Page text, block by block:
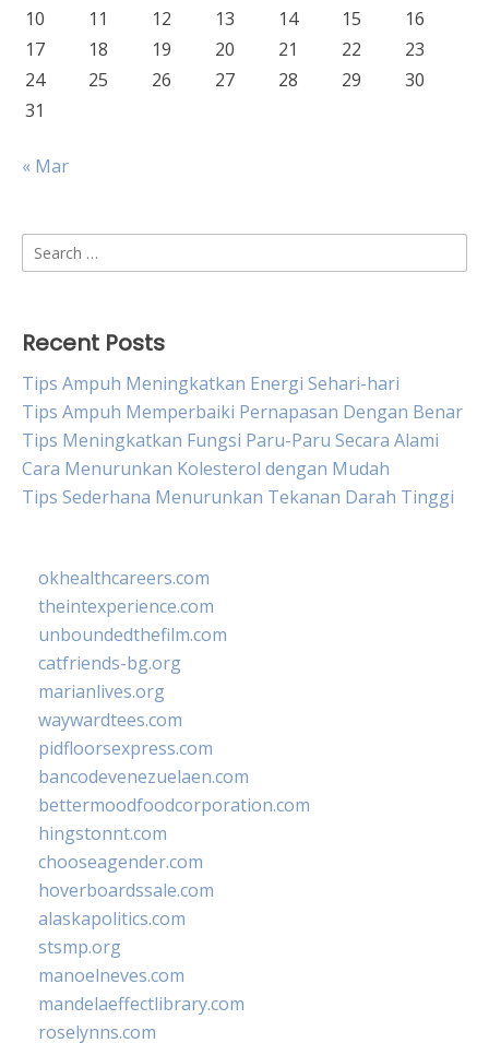
10
11 12 13 14 15
16
17
18 19 20 21 22
23
24
25 26 27 28 29
30
31
« Mar
Search
for:
Recent Posts
Tips Ampuh Meningkatkan Energi Sehari-hari
Tips Ampuh Memperbaiki Pernapasan Dengan Benar
Tips Meningkatkan Fungsi Paru-Paru Secara Alami
Cara Menurunkan Kolesterol dengan Mudah
Tips Sederhana Menurunkan Tekanan Darah Tinggi
okhealthcareers.com
theintexperience.com
unboundedthefilm.com
catfriends-bg.org
marianlives.org
waywardtees.com
pidfloorsexpress.com
bancodevenezuelaen.com
bettermoodfoodcorporation.com
hingstonnt.com
chooseagender.com
hoverboardssale.com
alaskapolitics.com
stsmp.org
manoelneves.com
mandelaeffectlibrary.com
roselynns.com